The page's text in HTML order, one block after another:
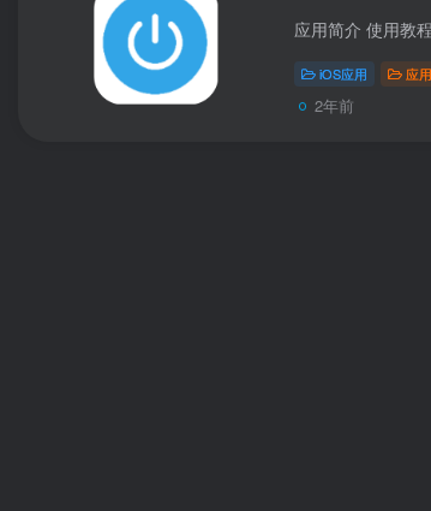
iOS应用 应用
2年前